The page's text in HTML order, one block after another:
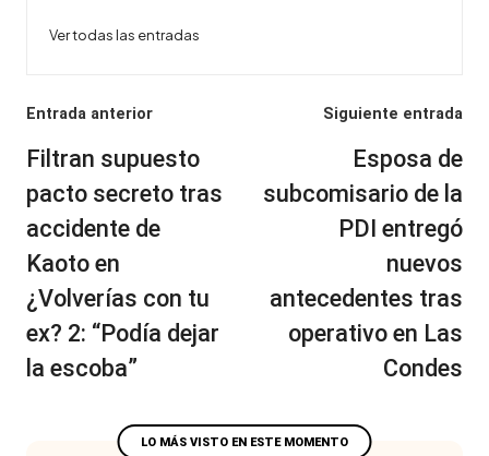
Ver todas las entradas
Navegación
de
entradas
Entrada anterior
Filtran supuesto
pacto secreto tras
accidente de
Kaoto en
¿Volverías con tu
ex? 2: “Podía dejar
la escoba”
Siguiente entrada
Esposa de
subcomisario de la
PDI entregó
nuevos
antecedentes tras
operativo en Las
Condes